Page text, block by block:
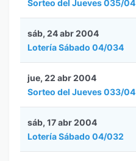
Sorteo del Jueves 035/04
Lotería Sábado 04/034
sáb, 24 abr 2004
Sorteo del Jueves 033/04
jue, 22 abr 2004
Lotería Sábado 04/032
sáb, 17 abr 2004